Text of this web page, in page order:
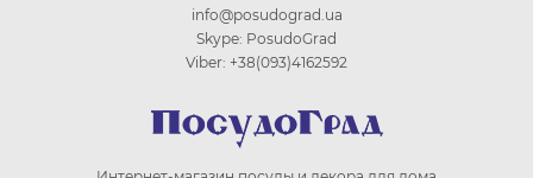
Купить посуду Луцк
Купить посуду Львов
Купить посуду Полтава
Купить посуду Ровно
info@posudograd.ua
Skype: PosudoGrad
Viber: +38(093)4162592